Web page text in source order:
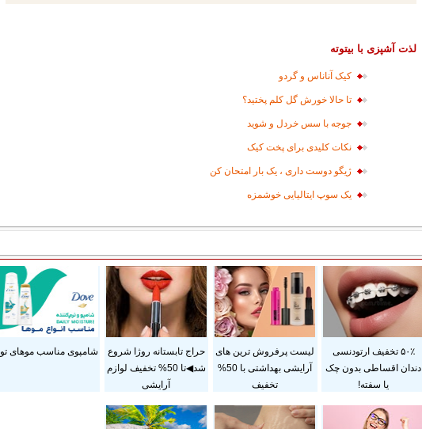
لذت آشپزی با بیتوته
کیک آناناس و گردو
تا حالا خورش گل کلم پختید؟
جوجه با سس خردل و شوید
نکات کلیدی برای پخت کیک
ژیگو دوست داری ، یک بار امتحان کن
یک سوپ ایتالیایی خوشمزه
۵۰٪ تخفیف ارتودنسی
دندان اقساطی بدون چک
یا سفته!
لیست پرفروش ترین های
آرایشی بهداشتی با 50%
تخفیف
حراج تابستانه روژا شروع
شد◀تا 50% تخفیف لوازم
آرایشی
شامپوی مناسب موهای تو